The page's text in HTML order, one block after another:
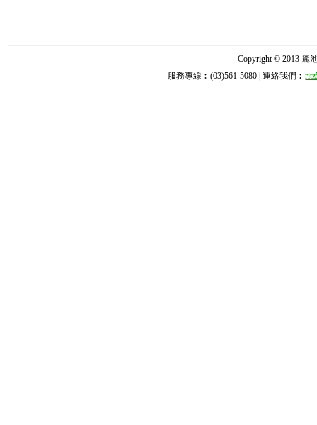
Copyright © 2013 麗
服務專線︰(03)561-5080 | 連絡我們︰